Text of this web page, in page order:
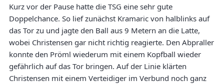
Kurz vor der Pause hatte die TSG eine sehr gute
Doppelchance. So lief zunächst Kramaric von halblinks auf
das Tor zu und jagte den Ball aus 9 Metern an die Latte,
wobei Christensen gar nicht richtig reagierte. Den Abpraller
konnte den Pröml wiederum mit einem Kopfball wieder
gefährlich auf das Tor bringen. Auf der Linie klärten
Christensen mit einem Verteidiger im Verbund noch ganz